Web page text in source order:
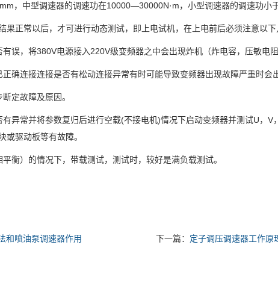
中型调速器的调速功在10000—30000N·m，小型调速器的调速功小于
正常以后，才可进行动态测试，即上电试机，在上电前后必须注意以下
，将380V电源接入220V级变频器之中会出现炸机（炸电容，压敏电阻
连接连接是否有松动连接异常有时可能导致变频器出现故障严重时会出
定故障及原因。
常并将参数复归后进行空载(不接电机)情况下启动变频器并测试U，V
或驱动板等有故障。
）的情况下，带载测试，测试时，较好是满负载测试。
和喷油泵调速器作用 下一篇： 定子调压调速器工作原